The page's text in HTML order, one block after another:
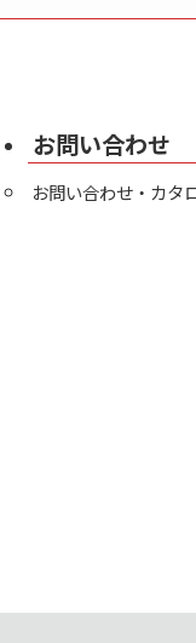
お問い合わせ
お問い合わせ・カタ